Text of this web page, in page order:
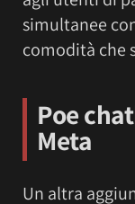
simultanee
comodità che
Poe
Meta
Un altra